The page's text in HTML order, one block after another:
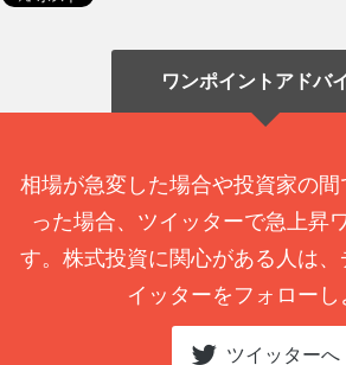
ワンポイントアドバ
相場が急変した場合や投資家の
った場合、ツイッターで急上昇
す。株式投資に関心がある人は
イッターをフォローし
ツイッターへ